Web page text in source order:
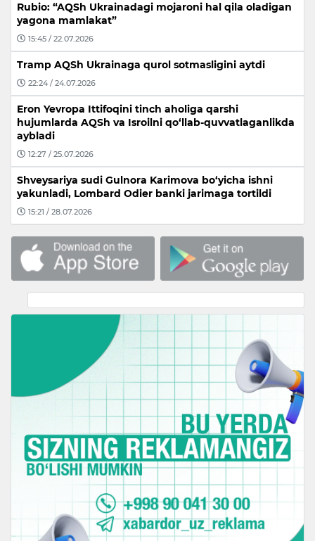
Rubio: “AQSh Ukrainadagi mojaroni hal qila oladigan
yagona mamlakat”
15:45 / 22.07.2026
Tramp AQSh Ukrainaga qurol sotmasligini aytdi
22:24 / 24.07.2026
Eron Yevropa Ittifoqini tinch aholiga qarshi
hujumlarda AQSh va Isroilni qo‘llab-quvvatlaganlikda
aybladi
12:27 / 25.07.2026
Shveysariya sudi Gulnora Karimova bo‘yicha ishni
yakunladi, Lombard Odier banki jarimaga tortildi
15:21 / 28.07.2026